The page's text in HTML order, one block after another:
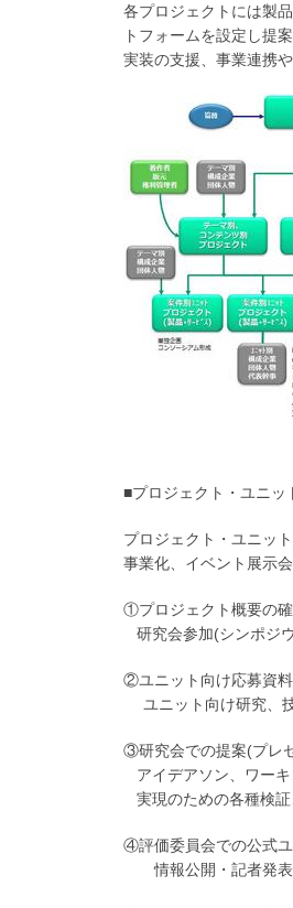
各プロジェクトには製
トフォームを設定し提
実装の支援、事業連携
■プロジェクト・ユニッ
プロジェクト・ユニッ
事業化、イベント展示
①プロジェクト概要の
研究会参加(シンポジ
②ユニット向け応募
ユニット向け研究、
③研究会での提案(プレ
アイデアソン、ワー
実現のための各種検
④評価委員会での公式
情報公開・記者発表